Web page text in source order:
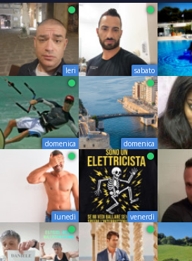
Ieri sabato
domenica domenica
lunedì venerdì